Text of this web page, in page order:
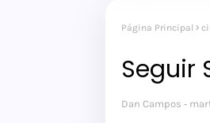
Página Principal
Seguir
Dan Campos